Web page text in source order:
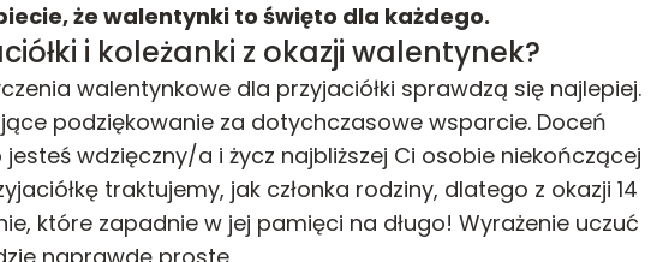
że walentynki to święto dla każdego.
i koleżanki z okazji walentynek?
walentynkowe dla przyjaciółki sprawdzą się najlepiej.
podziękowanie za dotychczasowe wsparcie. Doceń
wdzięczny/a i życz najbliższej Ci osobie niekończącej
traktujemy, jak członka rodziny, dlatego z okazji 14
które zapadnie w jej pamięci na długo! Wyrażenie uczuć